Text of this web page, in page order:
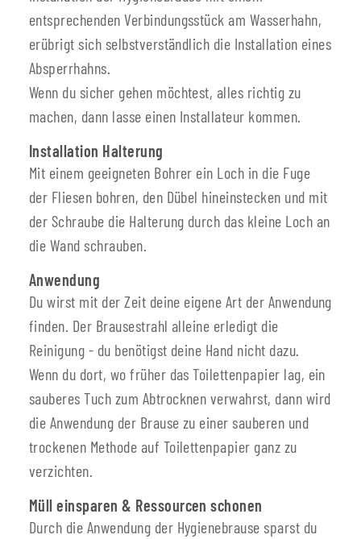
entsprechenden Verbindungsstück am Wasserhahn,
erübrigt sich selbstverständlich die Installation eines
Absperrhahns.
Wenn du sicher gehen möchtest, alles richtig zu
machen, dann lasse einen Installateur kommen.
Installation Halterung
Mit einem geeigneten Bohrer ein Loch in die Fuge
der Fliesen bohren, den Dübel hineinstecken und mit
der Schraube die Halterung durch das kleine Loch an
die Wand schrauben.
Anwendung
Du wirst mit der Zeit deine eigene Art der Anwendung
finden. Der Brausestrahl alleine erledigt die
Reinigung - du benötigst deine Hand nicht dazu.
Wenn du dort, wo früher das Toilettenpapier lag, ein
sauberes Tuch zum Abtrocknen verwahrst, dann wird
die Anwendung der Brause zu einer sauberen und
trockenen Methode auf Toilettenpapier ganz zu
verzichten.
Müll einsparen & Ressourcen schonen
Durch die Anwendung der Hygienebrause sparst du